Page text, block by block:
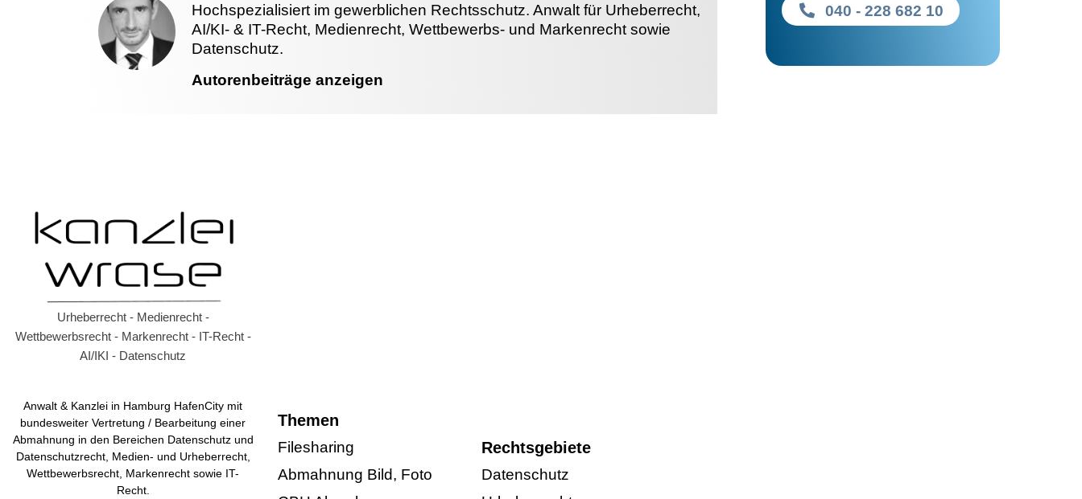
Hochspezialisiert im gewerblichen Rechtsschutz. Anwalt für Urheberrecht,
AI/KI- & IT-Recht, Medienrecht, Wettbewerbs- und Markenrecht sowie
Datenschutz.
Autorenbeiträge anzeigen
040 - 228 682 10
Urheberrecht - Medienrecht -
Wettbewerbsrecht - Markenrecht - IT-Recht -
AI/IKI - Datenschutz
Anwalt & Kanzlei in Hamburg HafenCity mit
bundesweiter Vertretung / Bearbeitung einer
Abmahnung in den Bereichen Datenschutz und
Datenschutzrecht, Medien- und Urheberrecht,
Wettbewerbsrecht, Markenrecht sowie IT-
Recht.
Themen
Filesharing
Abmahnung Bild, Foto
Rechtsgebiete
Datenschutz